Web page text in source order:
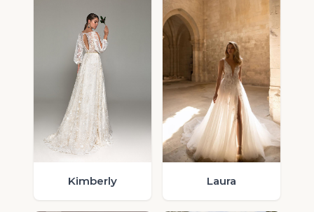
Kimberly Laura